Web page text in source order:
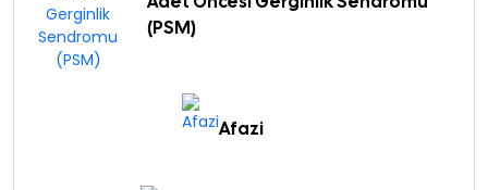
(PSM)
Afazi